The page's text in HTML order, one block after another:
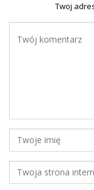
Twoj